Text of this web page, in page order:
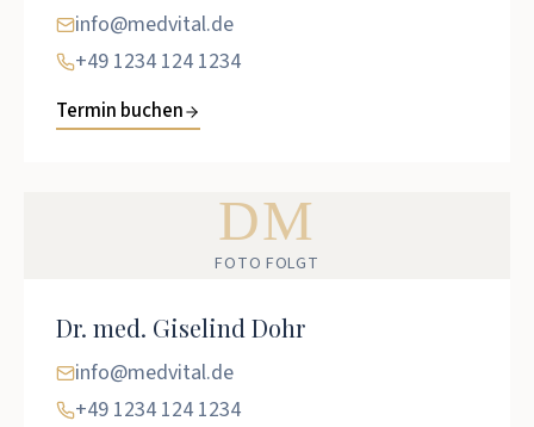
info@medvital.de
+49 1234 124 1234
Termin buchen
DM
FOTO FOLGT
Dr. med. Giselind Dohr
info@medvital.de
+49 1234 124 1234